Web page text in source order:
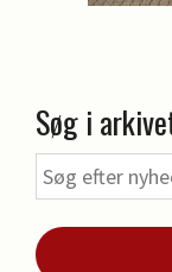
Søg i